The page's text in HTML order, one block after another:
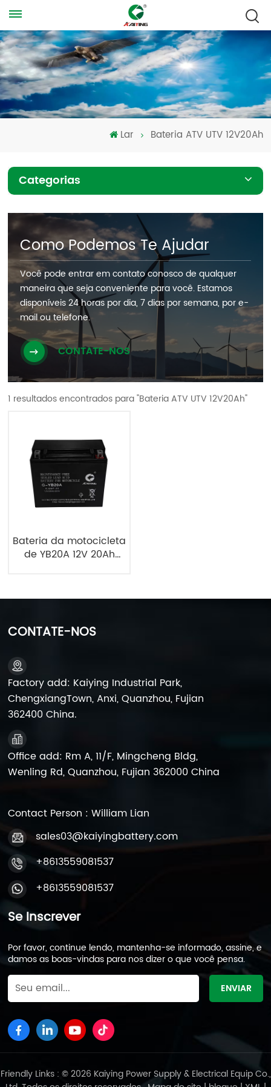
Lar Bateria ATV UTV 12V20Ah
Categorias
Como Podemos Te Ajudar
Você pode entrar em contato conosco de qualquer
maneira que seja conveniente para você. Estamos
disponíveis 24 horas por dia, 7 dias por semana, por e-
mail ou telefone.
CONTATE-NOS
1 resultados encontrados para "Bateria ATV UTV 12V20Ah"
Bateria da motocicleta
de YB20A 12V 20Ah
CONTATE-NOS
Factory add: Kaiying Industrial Park,
ChengxiangTown, Anxi, Quanzhou, Fujian
362400 China.
Office add: Rm A, 11/F, Mingcheng Bldg,
Wenling Rd, Quanzhou, Fujian 362000 China
Contact Person : William Lian
sales03@kaiyingbattery.com
+8613559081537
+8613559081537
Se Inscrever
Por favor, continue lendo, mantenha-se informado, assine, e
damos as boas-vindas para nos dizer o que você pensa.
Friendly Links : © 2026 Kaiying Power Supply & Electrical Equip Co.,